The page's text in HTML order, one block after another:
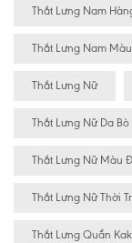
Thắt Lưng Nam
Thắt Lưng Nam
Thắt Lưng Nữ
Thắt Lưng Nữ Da Bò
Thắt Lưng Nữ Màu
Thắt Lưng Nữ Thời
Thắt Lưng Quần